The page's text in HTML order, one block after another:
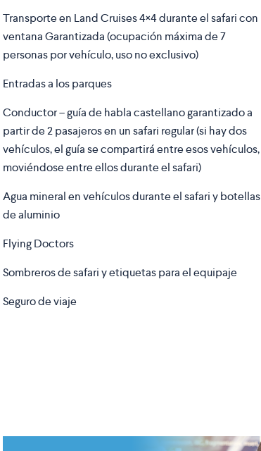
Transporte en Land Cruises 4×4 durante el safari con
ventana Garantizada (ocupación máxima de 7
personas por vehículo, uso no exclusivo)
Entradas a los parques
Conductor – guía de habla castellano garantizado a
partir de 2 pasajeros en un safari regular (si hay dos
vehículos, el guía se compartirá entre esos vehículos,
moviéndose entre ellos durante el safari)
Agua mineral en vehículos durante el safari y botellas
de aluminio
Flying Doctors
Sombreros de safari y etiquetas para el equipaje
Seguro de viaje